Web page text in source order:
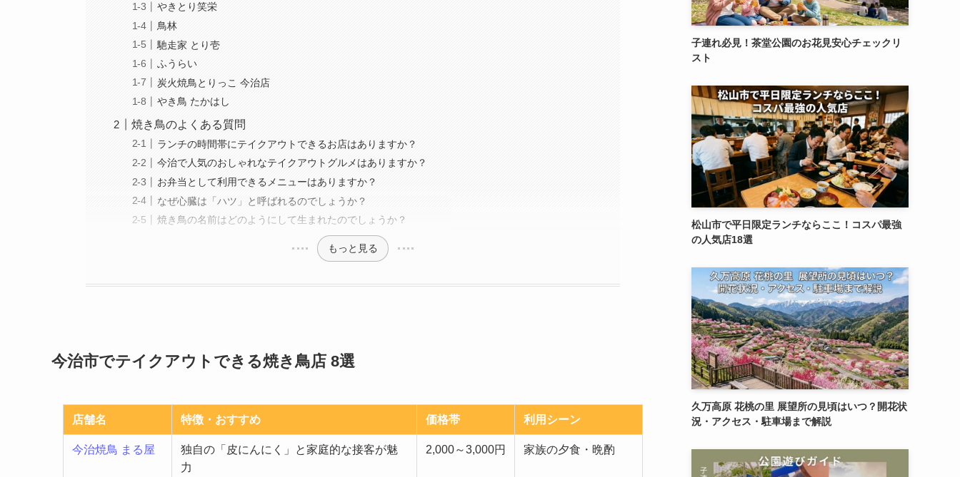
やきとり笑栄
鳥林
馳走家 とり壱
ふうらい
炭火焼鳥とりっこ 今治店
やき鳥 たかはし
焼き鳥のよくある質問
ランチの時間帯にテイクアウトできるお店はありますか？
今治で人気のおしゃれなテイクアウトグルメはありますか？
お弁当として利用できるメニューはありますか？
なぜ心臓は「ハツ」と呼ばれるのでしょうか？
焼き鳥の名前はどのようにして生まれたのでしょうか？
もっと見る
今治市でテイクアウトできる焼き鳥店 8選
店舗名 特徴・おすすめ 価格帯 利用シーン
今治焼鳥 まる屋
独自の「皮にんにく」と家庭的な接客が魅
力
2,000～3,000円 家族の夕食・晩酌
子連れ必見！茶堂公園のお花見安心チェックリ
スト
松山市で平日限定ランチならここ！コスパ最強
の人気店18選
久万高原 花桃の里 展望所の見頃はいつ？開花状
況・アクセス・駐車場まで解説